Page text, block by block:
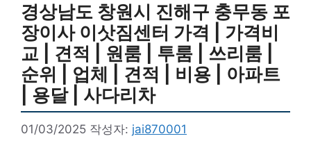
경상남도 창원시 진해구 충무동 포
장이사 이삿짐센터 가격 | 가격비
교 | 견적 | 원룸 | 투룸 | 쓰리룸 |
순위 | 업체 | 견적 | 비용 | 아파트
| 용달 | 사다리차
01/03/2025 작성자: jai870001